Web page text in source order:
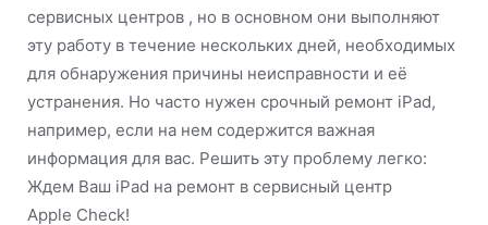
сервисных центров , но в основном они выполняют
эту работу в течение нескольких дней, необходимых
для обнаружения причины неисправности и её
устранения. Но часто нужен срочный ремонт iPad,
например, если на нем содержится важная
информация для вас. Решить эту проблему легко:
Ждем Ваш iPad на ремонт в сервисный центр
Apple Check!